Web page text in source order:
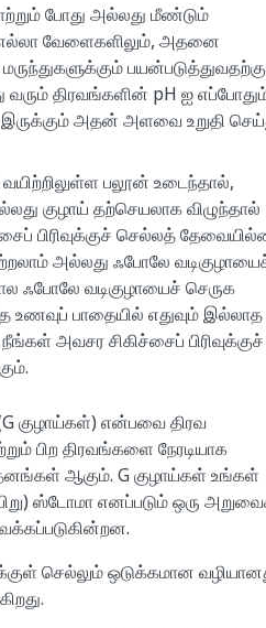
போது அல்லது மீண்டும்
வேளைகளிலும், அதனை
பயன்படுத்துவதற்கு
வரும் திரவங்களின் pH ஐ
இருக்கும் அதன் அளவை உறுதி
பலூன் உடைந்தால்,
குழாய் தற்செயலாக விழுந்தால்
பிரிவுக்குச் செல்லத்
அல்லது ஃபோலே
ஃபோலே வடிகுழாயைச் செருக
உணவுப் பாதையில் எதுவும் இல்லாத
அவசர சிகிச்சைப் பிரிவுக்குச்
குழாய்கள்) என்பவை திரவ
பிற திரவங்களை நேரடியாக
ஆகும். G குழாய்கள் உங்கள்
ஸ்டோமா எனப்படும் ஒரு
செல்லும் ஒடுக்கமான